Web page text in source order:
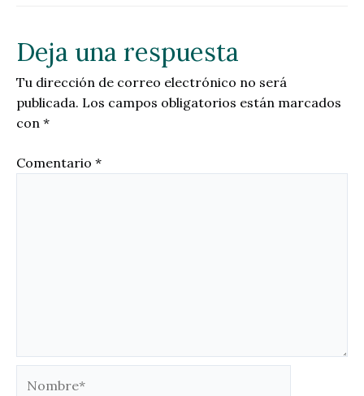
Deja una respuesta
Tu dirección de correo electrónico no será
publicada. Los campos obligatorios están marcados
con *
Comentario *